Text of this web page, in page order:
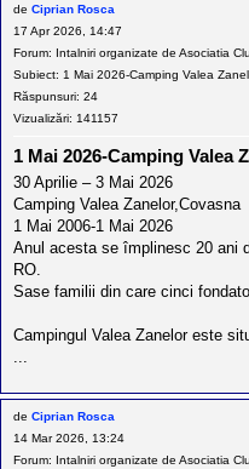
de Ciprian Rosca
17 Apr 2026, 14:47
Forum: Intalniri organizate de Asociatia
Subiect: 1 Mai 2026-Camping Valea
Răspunsuri: 24
Vizualizări: 141157
1 Mai 2026-Camping Valea
30 Aprilie – 3 Mai 2026
Camping Valea Zanelor,Covasna
1 Mai 2006-1 Mai 2026
Anul acesta se împlinesc 20 ani
RO.
Sase familii din care cinci
Campingul Valea Zanelor este
...
de Ciprian Rosca
14 Mar 2026, 13:24
Forum:
Intalniri organizate de Asociatia